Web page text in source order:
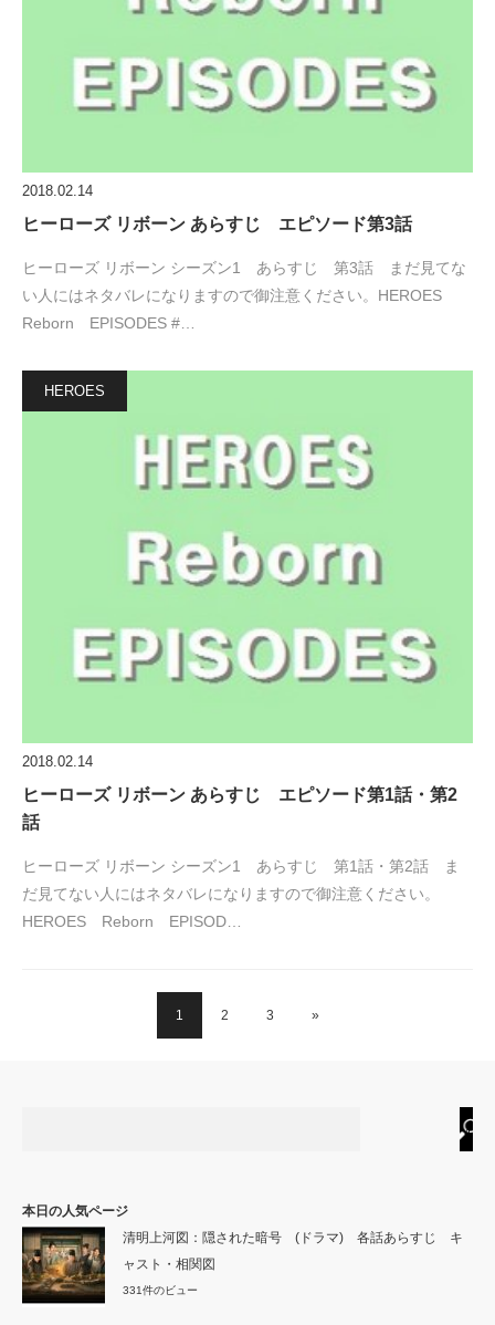
2018.02.14
ヒーローズ リボーン あらすじ エピソード第3話
ヒーローズ リボーン シーズン1 あらすじ 第3話 まだ見てな
い人にはネタバレになりますので御注意ください。HEROES
Reborn EPISODES #…
HEROES
2018.02.14
ヒーローズ リボーン あらすじ エピソード第1話・第2
話
ヒーローズ リボーン シーズン1 あらすじ 第1話・第2話 ま
だ見てない人にはネタバレになりますので御注意ください。
HEROES Reborn EPISOD…
1 2 3 »
本日の人気ページ
清明上河図：隠された暗号 (ドラマ) 各話あらすじ キ
ャスト・相関図
331件のビュー